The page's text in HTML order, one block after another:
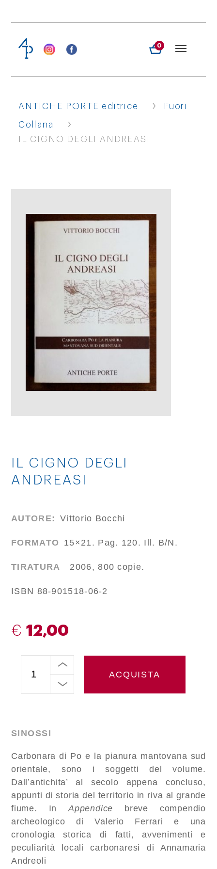
0
ANTICHE PORTE editrice › Fuori
Collana ›
IL CIGNO DEGLI ANDREASI
IL CIGNO DEGLI
ANDREASI
AUTORE: Vittorio Bocchi
FORMATO 15×21. Pag. 120. Ill. B/N.
TIRATURA 2006, 800 copie.
ISBN 88-901518-06-2
€ 12,00
ACQUISTA
SINOSSI
Carbonara di Po e la pianura mantovana sud
orientale, sono i soggetti del volume.
Dall’antichita’ al secolo appena concluso,
appunti di storia del territorio in riva al grande
fiume. In Appendice breve compendio
archeologico di Valerio Ferrari e una
cronologia storica di fatti, avvenimenti e
peculiarità locali carbonaresi di Annamaria
Andreoli